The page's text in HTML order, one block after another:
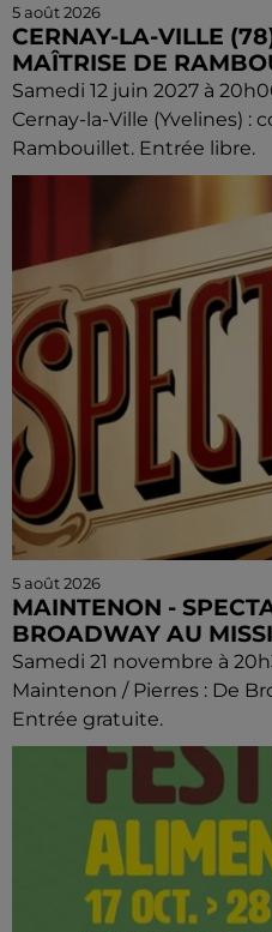
5 août 2026
CERNAY-LA-VILLE
MAÎTRISE DE
Samedi 12 juin 2027 à
Cernay-la-Ville (Yvelines) :
Rambouillet. Entrée libre.
5 août 2026
MAINTENON -
BROADWAY AU
Samedi 21 novembre à
Maintenon / Pierres : De
Entrée gratuite.